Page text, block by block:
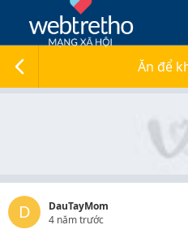
Ăn để
D
DauTayMom
4 năm trước